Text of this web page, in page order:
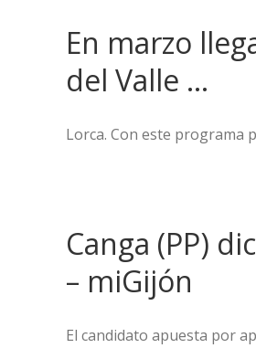
En marzo
del Valle …
Lorca. Con este programa
Canga (PP)
– miGijón
El candidato apuesta por